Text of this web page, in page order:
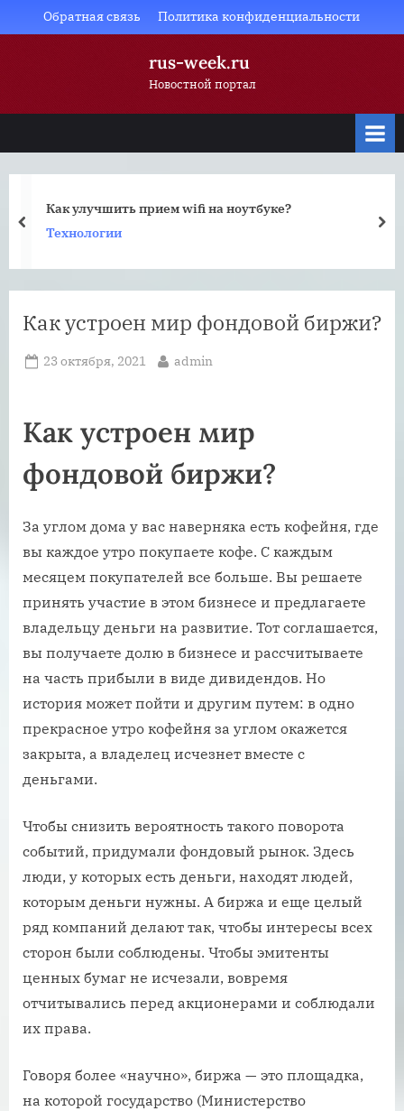
to
Обратная связь Политика конфиденциальности
rus-week.ru
Новостной портал
Как улучшить прием wifi на ноутбуке?
Технологии
prev
Как устроен мир фондовой биржи?
Posted
23 октября, 2021 By
admin
Как устроен мир
фондовой биржи?
За углом дома у вас наверняка есть кофейня, где
вы каждое утро покупаете кофе. С каждым
месяцем покупателей все больше. Вы решаете
принять участие в этом бизнесе и предлагаете
владельцу деньги на развитие. Тот соглашается,
вы получаете долю в бизнесе и рассчитываете
на часть прибыли в виде дивидендов. Но
история может пойти и другим путем: в одно
прекрасное утро кофейня за углом окажется
закрыта, а владелец исчезнет вместе с
деньгами.
Чтобы снизить вероятность такого поворота
событий, придумали фондовый рынок. Здесь
люди, у которых есть деньги, находят людей,
которым деньги нужны. А биржа и еще целый
ряд компаний делают так, чтобы интересы всех
сторон были соблюдены. Чтобы эмитенты
ценных бумаг не исчезали, вовремя
отчитывались перед акционерами и соблюдали
их права.
Говоря более «научно», биржа — это площадка,
на которой государство (Министерство